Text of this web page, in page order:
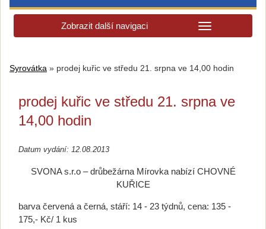
Zobrazit další navigaci
Syrovátka » prodej kuřic ve středu 21. srpna ve 14,00 hodin
prodej kuřic ve středu 21. srpna ve
14,00 hodin
Datum vydání: 12.08.2013
SVONA s.r.o – drůbežárna Mírovka nabízí CHOVNÉ
KUŘICE
barva červená a černá, stáří: 14 - 23 týdnů, cena: 135 -
175,- Kč/ 1 kus